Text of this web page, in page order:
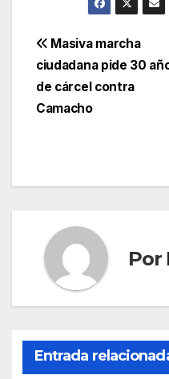
Navegación
de
entradas
Masiva marcha
ciudadana pide 30
de cárcel contra
Camacho
Por
Entrada